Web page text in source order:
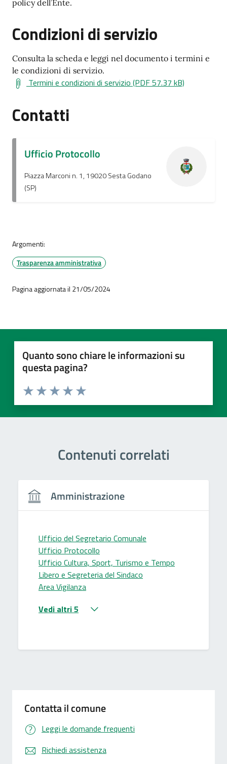
policy dell’Ente.
Condizioni di servizio
Consulta la scheda e leggi nel documento i termini e
le condizioni di servizio.
Termini e condizioni di servizio (PDF 57.37 kB)
Contatti
Ufficio Protocollo
Piazza Marconi n. 1, 19020 Sesta Godano
(SP)
Argomenti:
Trasparenza amministrativa
Pagina aggiornata il 21/05/2024
Quanto sono chiare le informazioni su
questa pagina?
Valuta 5 stelle su 5
Valuta 4 stelle su 5
Valuta 3 stelle su 5
Valuta 2 stelle su 5
Valuta 1 stelle su 5
Contenuti correlati
Amministrazione
Ufficio del Segretario Comunale
Ufficio Protocollo
Ufficio Cultura, Sport, Turismo e Tempo
Libero e Segreteria del Sindaco
Area Vigilanza
Vedi altri 5
Contatta il comune
Leggi le domande frequenti
Richiedi assistenza